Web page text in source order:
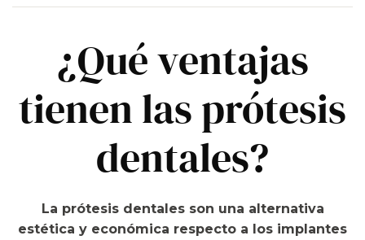
No dejes pasar el tiempo
, aprovecha ahora para
dar el paso y empezar a recuperar la belleza de tu
Pide citapara que podamos hacerte una
prótesis dentales fijas antes de tomar tu decisión.​
¿Qué ventajas
tienen las prótesis
dentales?
La prótesis dentales son una alternativa
estética y económica respecto a los implantes